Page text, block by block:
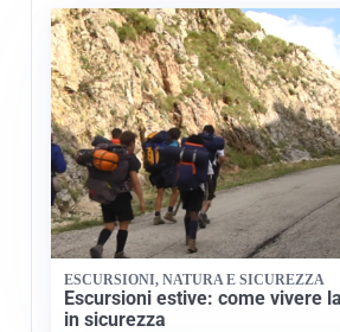
ESCURSIONI, NATURA E SICUREZZA
Escursioni estive: come vivere
in sicurezza